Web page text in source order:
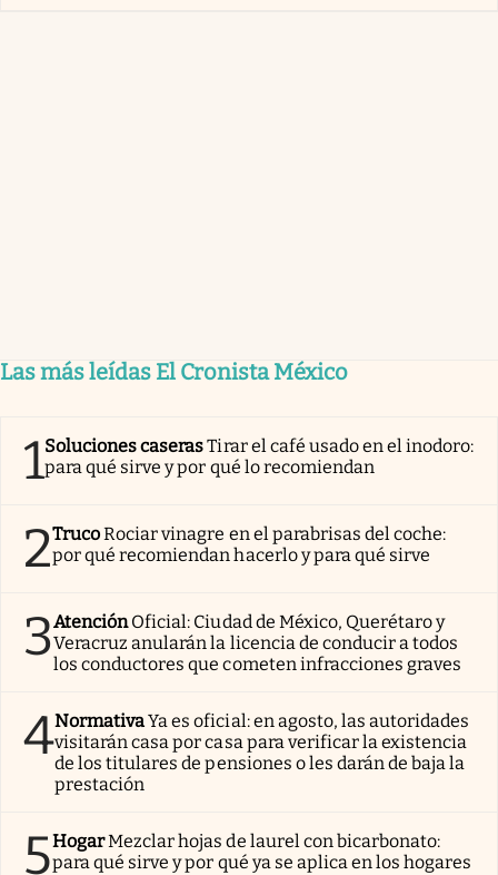
Las más leídas El Cronista México
1Soluciones caserasTirar el café usado en el inodoro:
para qué sirve y por qué lo recomiendan
2TrucoRociar vinagre en el parabrisas del coche:
por qué recomiendan hacerlo y para qué sirve
3AtenciónOficial: Ciudad de México, Querétaro y
Veracruz anularán la licencia de conducir a todos
los conductores que cometen infracciones graves
4NormativaYa es oficial: en agosto, las autoridades
visitarán casa por casa para verificar la existencia
de los titulares de pensiones o les darán de baja la
prestación
5HogarMezclar hojas de laurel con bicarbonato:
para qué sirve y por qué ya se aplica en los hogares